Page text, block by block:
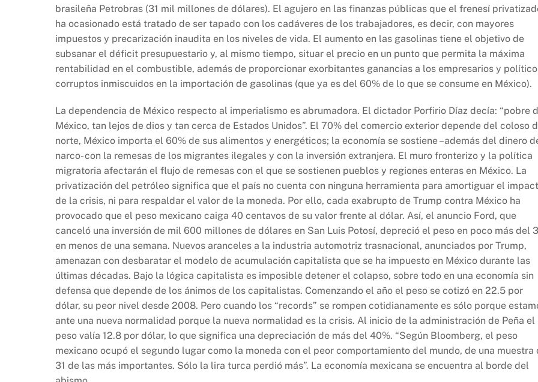
brasileña Petrobras (31 mil millones de dólares). El agujero en las finanzas públicas que el frenesí
ha ocasionado está tratado de ser tapado con los cadáveres de los trabajadores, es decir, con mayores
impuestos y precarización inaudita en los niveles de vida. El aumento en las gasolinas tiene el objetivo de
subsanar el déficit presupuestario y, al mismo tiempo, situar el precio en un punto que permita la máxima
rentabilidad en el combustible, además de proporcionar exorbitantes ganancias a los empresarios y
corruptos inmiscuidos en la importación de gasolinas (que ya es del 60% de lo que se consume en México).
La dependencia de México respecto al imperialismo es abrumadora. El dictador Porfirio Díaz decía: “pobre
México, tan lejos de dios y tan cerca de Estados Unidos”. El 70% del comercio exterior depende del coloso
norte, México importa el 60% de sus alimentos y energéticos; la economía se sostiene –además del dinero
narco- con la remesas de los migrantes ilegales y con la inversión extranjera. El muro fronterizo y la política
migratoria afectarán el flujo de remesas con el que se sostienen pueblos y regiones enteras en México. La
privatización del petróleo significa que el país no cuenta con ninguna herramienta para amortiguar el
de la crisis, ni para respaldar el valor de la moneda. Por ello, cada exabrupto de Trump contra México ha
provocado que el peso mexicano caiga 40 centavos de su valor frente al dólar. Así, el anuncio Ford, que
canceló una inversión de mil 600 millones de dólares en San Luis Potosí, depreció el peso en poco más del
en menos de una semana. Nuevos aranceles a la industria automotriz trasnacional, anunciados por Trump,
amenazan con desbaratar el modelo de acumulación capitalista que se ha impuesto en México durante las
últimas décadas. Bajo la lógica capitalista es imposible detener el colapso, sobre todo en una economía sin
defensa que depende de los ánimos de los capitalistas. Comenzando el año el peso se cotizó en 22.5 por
dólar, su peor nivel desde 2008. Pero cuando los “records” se rompen cotidianamente es sólo porque
ante una nueva normalidad porque la nueva normalidad es la crisis. Al inicio de la administración de Peña el
peso valía 12.8 por dólar, lo que significa una depreciación de más del 40%. “Según Bloomberg, el peso
mexicano ocupó el segundo lugar como la moneda con el peor comportamiento del mundo, de una muestra
31 de las más importantes. Sólo la lira turca perdió más”. La economía mexicana se encuentra al borde del